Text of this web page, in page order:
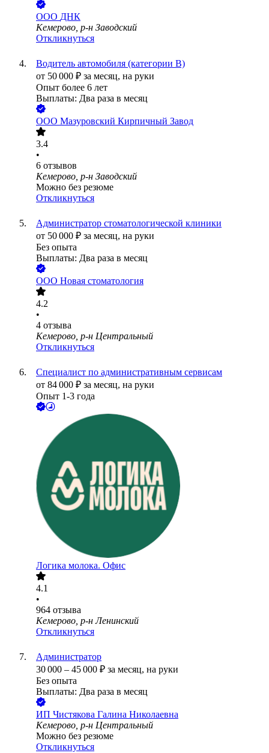
ООО ДНК
Кемерово, р-н Заводский
Откликнуться
Водитель автомобиля (категории В)
от 50 000 ₽ за месяц, на руки
Опыт более 6 лет
Выплаты: Два раза в месяц
ООО Мазуровский Кирпичный Завод
3.4
•
6 отзывов
Кемерово, р-н Заводский
Можно без резюме
Откликнуться
Администратор стоматологической клиники
от 50 000 ₽ за месяц, на руки
Без опыта
Выплаты: Два раза в месяц
ООО Новая стоматология
4.2
•
4 отзыва
Кемерово, р-н Центральный
Откликнуться
Специалист по административным сервисам
от 84 000 ₽ за месяц, на руки
Опыт 1-3 года
Логика молока. Офис
4.1
•
964 отзыва
Кемерово, р-н Ленинский
Откликнуться
Администратор
30 000 – 45 000 ₽ за месяц, на руки
Без опыта
Выплаты: Два раза в месяц
ИП Чистякова Галина Николаевна
Кемерово, р-н Центральный
Можно без резюме
Откликнуться